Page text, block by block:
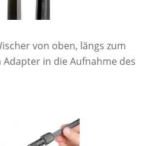
von oben, längs zum
in die Aufnahme des